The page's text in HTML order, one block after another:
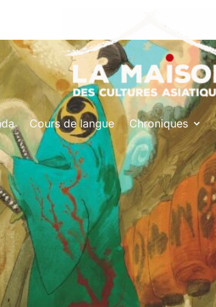
Cours de langue Chroniques